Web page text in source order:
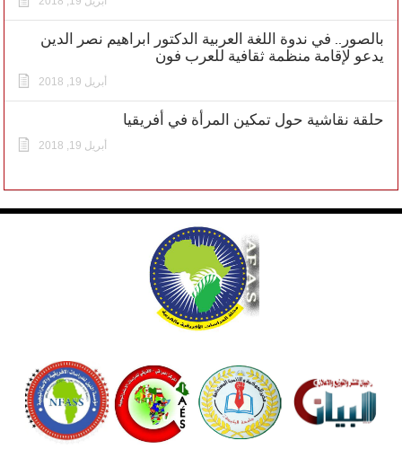
بالصور.. في ندوة اللغة العربية الدكتور ابراهيم نصر الدين
يدعو لإقامة منظمة ثقافية للعرب فون
أبريل 19, 2018
حلقة نقاشية حول تمكين المرأة في أفريقيا
أبريل 19, 2018